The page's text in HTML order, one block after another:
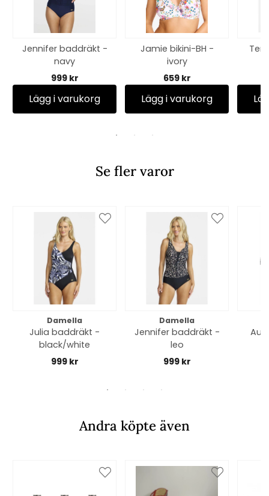
Jennifer baddräkt -
navy
999 kr
Lägg i varukorg
Jamie bikini-BH -
ivory
659 kr
Lägg i varukorg
Se fler varor
Damella
Julia baddräkt -
black/white
999 kr
Damella
Jennifer baddräkt -
leo
999 kr
Andra köpte även